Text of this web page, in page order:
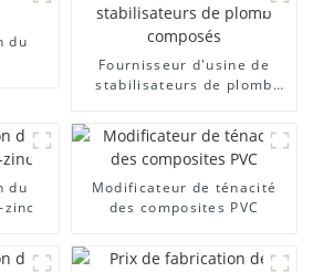
du
Fournisseur d'usine de
stabilisateurs de plomb
du
Modificateur de ténacité
des composites PVC